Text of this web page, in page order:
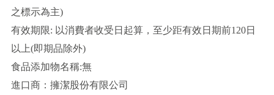
之標示為主)
有效期限: 以消費者收受日起算，至少距有效日期前120日
以上(即期品除外)
食品添加物名稱:無
進口商：擁潔股份有限公司